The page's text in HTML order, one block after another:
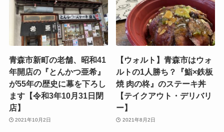
青森市新町の老舗、昭和41
年開店の『とんかつ亜希』
が55年の歴史に幕を下ろし
ます【令和3年10月31日閉
店】
2021年10月2日
【ウォルト】青森市はウォ
ルトの1人勝ち？『鮨×鉄板
焼 肉の柊』のステーキ丼
【テイクアウト・デリバリ
ー】
2021年8月2日